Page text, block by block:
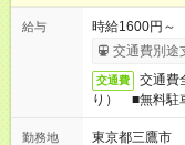
給与
時給1600円～
交通費別途
交通費
交通費
り） ■無料駐
勤務地
東京都三鷹市